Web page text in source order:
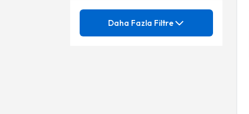
Ağrılı Cinsel İlişki (Disparoni)
Mezuniyet
Daha Fazla Filtre